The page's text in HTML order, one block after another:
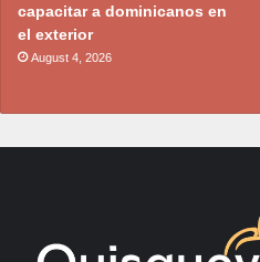
capacitar a dominicanos en
el exterior
August 4, 2026